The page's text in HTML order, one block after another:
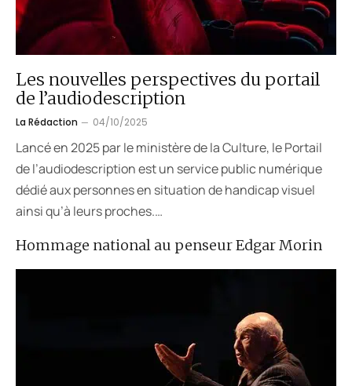
Hommage national au penseur Edgar Morin
Les nouvelles perspectives du portail
de l’audiodescription
La Rédaction 04/10/2025
Lancé en 2025 par le ministère de la Culture, le Portail
de l’audiodescription est un service public numérique
dédié aux personnes en situation de handicap visuel
ainsi qu’à leurs proches.…